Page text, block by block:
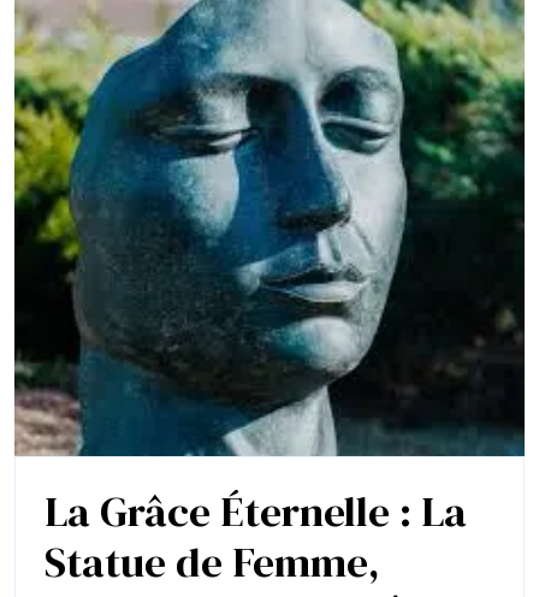
La Grâce Éternelle : La
Statue de Femme,